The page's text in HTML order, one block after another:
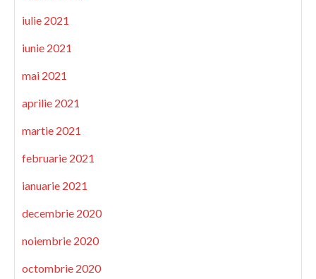
iulie 2021
iunie 2021
mai 2021
aprilie 2021
martie 2021
februarie 2021
ianuarie 2021
decembrie 2020
noiembrie 2020
octombrie 2020